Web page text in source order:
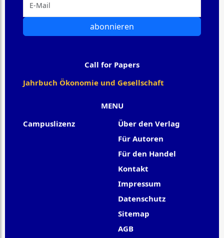
MENU
Campuslizenz
Über den Verlag
Für Autoren
Für den Handel
Kontakt
Impressum
Datenschutz
Sitemap
AGB
abonnieren
Call for Papers
Jahrbuch Ökonomie und Gesellschaft